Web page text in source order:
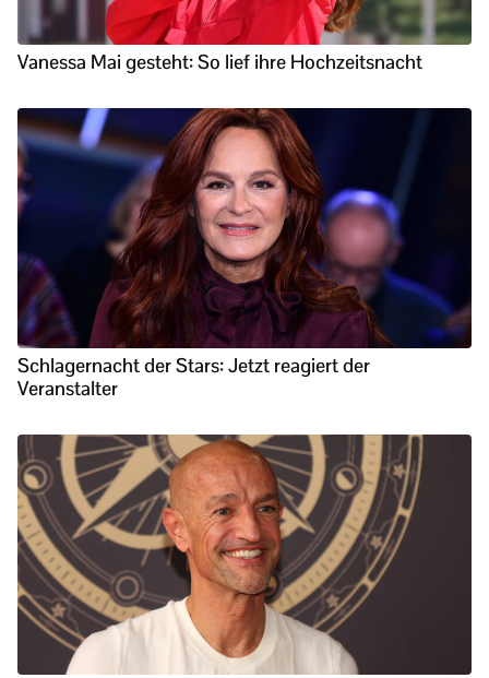
Vanessa Mai gesteht: So lief ihre Hochzeitsnacht
Schlagernacht der Stars: Jetzt reagiert der
Veranstalter